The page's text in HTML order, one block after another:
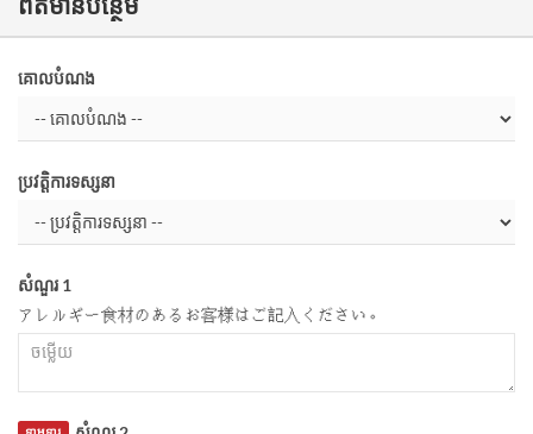
គោលបំណង
ប្រវត្តិការទស្សនា
សំណួរ 1
アレルギー食材のあるお客様はご記入ください。